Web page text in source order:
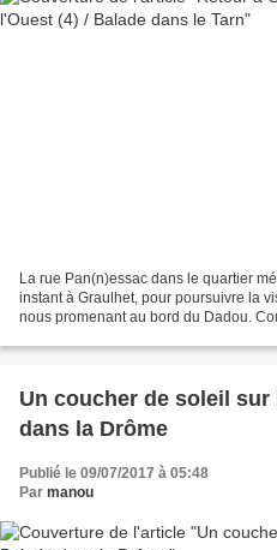
La rue Pan(n)essac dans le quartier
instant à Graulhet, pour poursuivre la
nous promenant au bord du Dadou.
Un coucher de soleil sur
dans la Drôme
Publié le 09/07/2017 à 05:48
Par manou